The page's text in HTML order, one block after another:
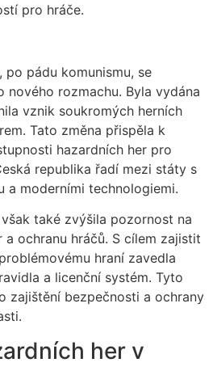
pro hráče.
pádu komunismu, se
nového rozmachu. Byla vydána
vznik soukromých herních
Tato změna přispěla k
hazardních her pro
republika řadí mezi státy s
a moderními technologiemi.
také zvýšila pozornost na
a ochranu hráčů. S cílem zajistit
hraní zavedla
a licenční systém. Tyto
zajištění bezpečnosti a ochrany
her v